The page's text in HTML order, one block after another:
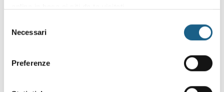
qualsiasi momento. Consulta anche la nostra Privacy
delNecessari
Preferenze
Oppure prosegui l'iscrizione al corso come
Puoi proseguire l'iscrizione al corso senza fare login. Scegli